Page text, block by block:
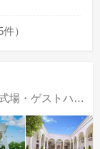
）
・ゲストハウス